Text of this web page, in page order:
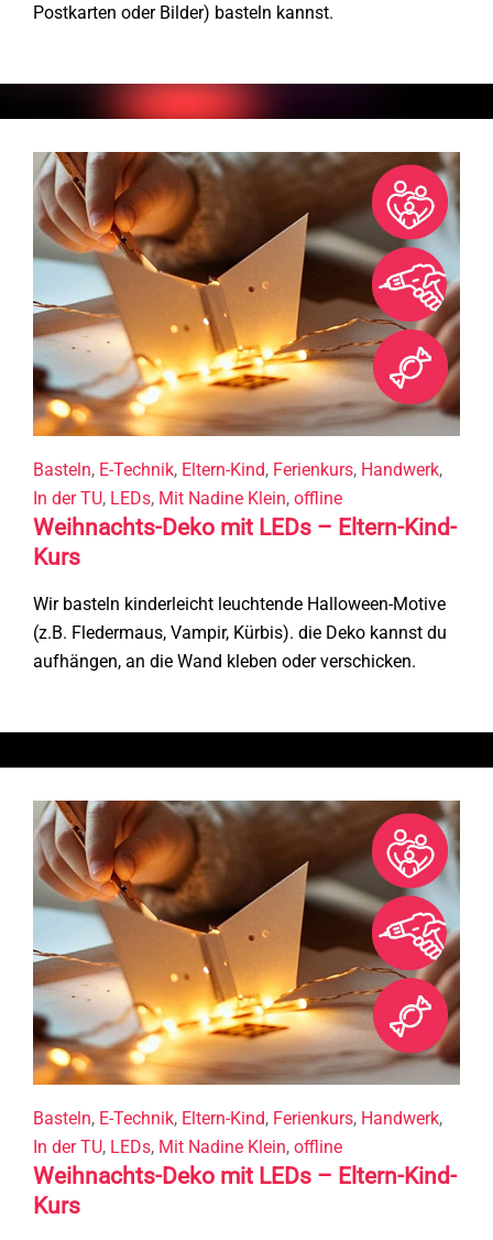
Postkarten oder Bilder) basteln kannst.
Basteln, E-Technik, Eltern-Kind, Ferienkurs, Handwerk,
In der TU, LEDs, Mit Nadine Klein, offline
Weihnachts-Deko mit LEDs – Eltern-Kind-
Kurs
Wir basteln kinderleicht leuchtende Halloween-Motive
(z.B. Fledermaus, Vampir, Kürbis). die Deko kannst du
aufhängen, an die Wand kleben oder verschicken.
Basteln, E-Technik, Eltern-Kind, Ferienkurs, Handwerk,
In der TU, LEDs, Mit Nadine Klein, offline
Weihnachts-Deko mit LEDs – Eltern-Kind-
Kurs
Startseite Events, Kurse Anfahrt, Locations
Mitmachen F.D.A.A.S. Artikel, News
Für Erwachsene Über uns Datenschutz
Impressum English @Instagram @LinkedIn